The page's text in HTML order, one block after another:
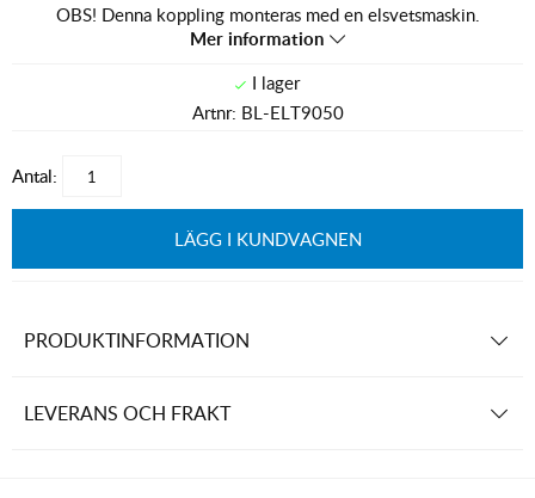
OBS! Denna koppling monteras med en elsvetsmaskin.
Mer information
Artnr: BL-ELT9050
Antal:
LÄGG I KUNDVAGNEN
PRODUKTINFORMATION
LEVERANS OCH FRAKT